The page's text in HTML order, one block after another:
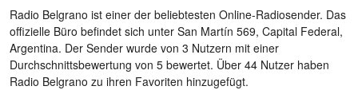
Radio Belgrano ist einer der beliebtesten Online-Radiosender. Das
offizielle Büro befindet sich unter San Martín 569, Capital Federal,
Argentina. Der Sender wurde von 3 Nutzern mit einer
Durchschnittsbewertung von 5 bewertet. Über 44 Nutzer haben
Radio Belgrano zu ihren Favoriten hinzugefügt.